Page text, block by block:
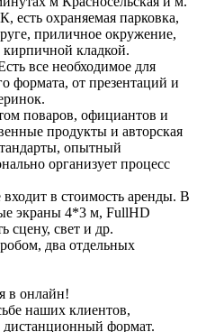
есть охраняемая парковка,
приличное окружение,
кирпичной кладкой.
все необходимое для
формата, от презентаций и
поваров, официантов и
продукты и авторская
опытный
организует процесс
входит в стоимость аренды. В
экраны 4*3 м, FullHD
сцену, свет и др.
два отдельных
в онлайн!
наших клиентов,
дистанционный формат.